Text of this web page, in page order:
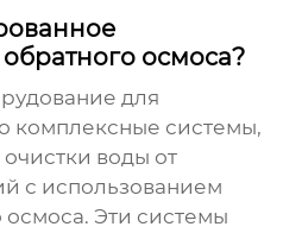
осмоса?
для
комплексные системы,
воды от
с использованием
осмоса. Эти системы